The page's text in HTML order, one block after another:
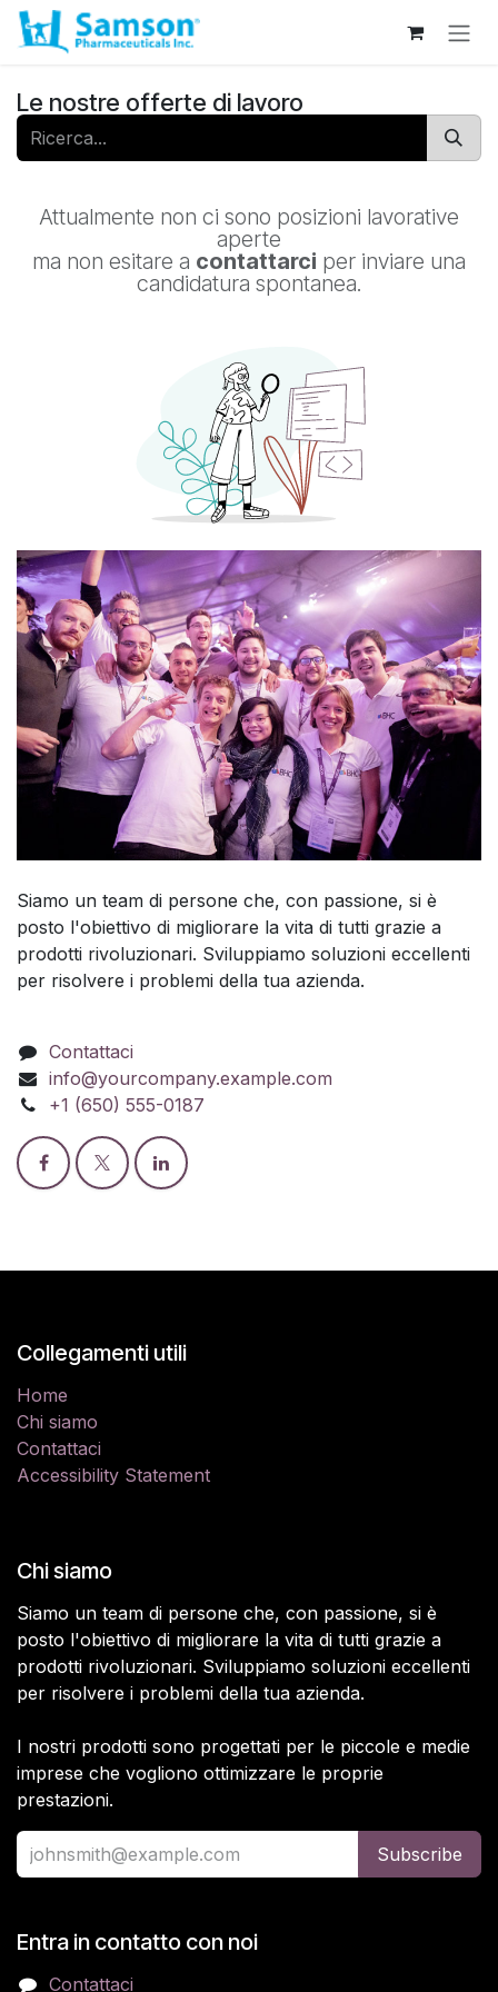
Passa al contenuto
Le nostre offerte di lavoro
Attualmente non ci sono posizioni lavorative
aperte
ma non esitare a contattarci per inviare una
candidatura spontanea.
Siamo un team di persone che, con passione, si è
posto l'obiettivo di migliorare la vita di tutti grazie a
prodotti rivoluzionari. Sviluppiamo soluzioni eccellenti
per risolvere i problemi della tua azienda.
Contattaci
info@yourcompany.example.com
+1 (650) 555-0187
Collegamenti utili
Home
Chi siamo
Contattaci
Accessibility Statement
Chi siamo
Siamo un team di persone che, con passione, si è
posto l'obiettivo di migliorare la vita di tutti grazie a
prodotti rivoluzionari. Sviluppiamo soluzioni eccellenti
per risolvere i problemi della tua azienda.
I nostri prodotti sono progettati per le piccole e medie
imprese che vogliono ottimizzare le proprie
prestazioni.
Subscribe
Entra in contatto con noi
Contattaci